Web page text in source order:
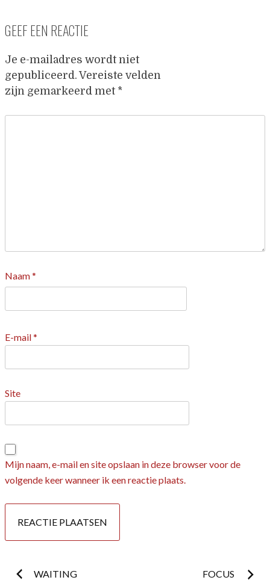
GEEF EEN REACTIE
Je e-mailadres wordt niet
gepubliceerd. Vereiste velden
zijn gemarkeerd met *
Naam*
E-mail*
Site
Mijn naam, e-mail en site opslaan in deze browser voor de
volgende keer wanneer ik een reactie plaats.
WAITING FOCUS